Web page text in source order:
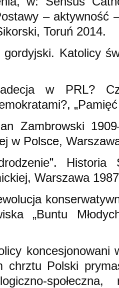
– aktywność
Toruń 2014.
gordyjski. Katolicy
w PRL?
Zambrowski
w Polsce,
Historia
Warszawa
„Buntu
koncesjonowani
chrztu Polski